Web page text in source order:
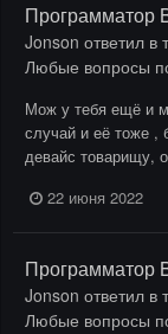
Программатор
Jonson ответил в
Любые вопросы
Мож у тебя ещё и
случай и её тоже ,
девайс товарищу,
22 июня 2022
Программатор
Jonson ответил в
Любые вопросы